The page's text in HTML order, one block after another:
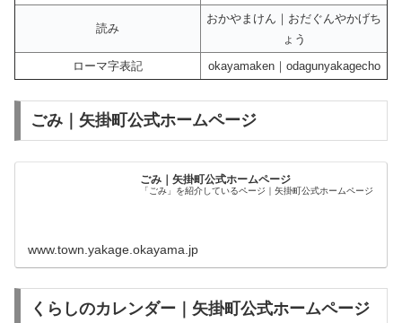
読み
おかやまけん｜おだぐんやかげち
ょう
ローマ字表記
okayamaken｜odagunyakagecho
ごみ｜矢掛町公式ホームページ
ごみ｜矢掛町公式ホームページ
「ごみ」を紹介しているページ｜矢掛町公式ホームページ
www.town.yakage.okayama.jp
くらしのカレンダー｜矢掛町公式ホームページ